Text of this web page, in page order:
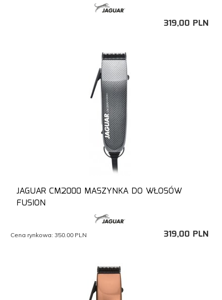
319,00 PLN
JAGUAR CM2000 MASZYNKA DO WŁOSÓW
FUSION
319,00 PLN
Cena rynkowa: 350.00 PLN